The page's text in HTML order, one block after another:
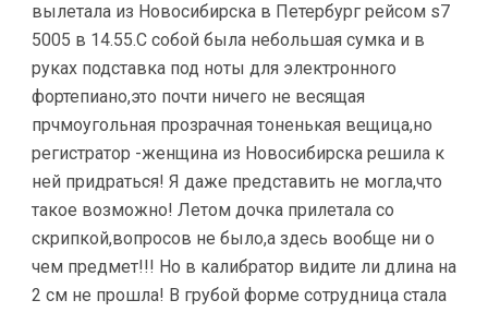
вылетала из Новосибирска в Петербург рейсом s7
5005 в 14.55.С собой была небольшая сумка и в
руках подставка под ноты для электронного
фортепиано,это почти ничего не весящая
прчмоугольная прозрачная тоненькая вещица,но
регистратор -женщина из Новосибирска решила к
ней придраться! Я даже представить не могла,что
такое возможно! Летом дочка прилетала со
скрипкой,вопросов не было,а здесь вообще ни о
чем предмет!!! Но в калибратор видите ли длина на
2 см не прошла! В грубой форме сотрудница стала